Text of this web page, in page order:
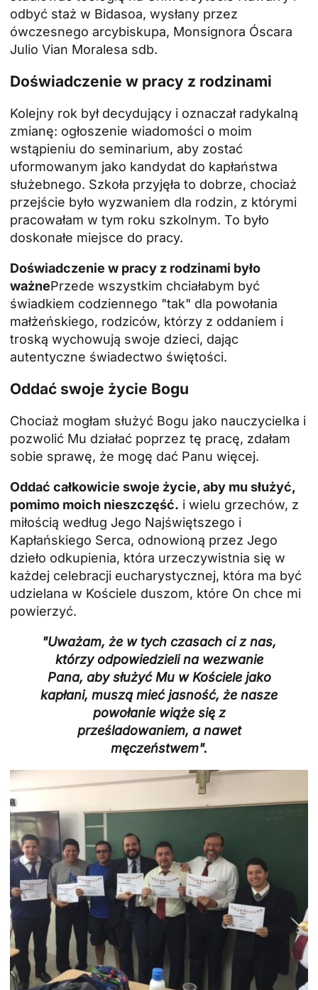
odbyć staż w Bidasoa, wysłany przez
ówczesnego arcybiskupa, Monsignora Óscara
Julio Vian Moralesa sdb.
Doświadczenie w pracy z rodzinami
Kolejny rok był decydujący i oznaczał radykalną
zmianę: ogłoszenie wiadomości o moim
wstąpieniu do seminarium, aby zostać
uformowanym jako kandydat do kapłaństwa
służebnego. Szkoła przyjęła to dobrze, chociaż
przejście było wyzwaniem dla rodzin, z którymi
pracowałam w tym roku szkolnym. To było
doskonałe miejsce do pracy.
Doświadczenie w pracy z rodzinami było
ważnePrzede wszystkim chciałabym być
świadkiem codziennego "tak" dla powołania
małżeńskiego, rodziców, którzy z oddaniem i
troską wychowują swoje dzieci, dając
autentyczne świadectwo świętości.
Oddać swoje życie Bogu
Chociaż mogłam służyć Bogu jako nauczycielka i
pozwolić Mu działać poprzez tę pracę, zdałam
sobie sprawę, że mogę dać Panu więcej.
Oddać całkowicie swoje życie, aby mu służyć,
pomimo moich nieszczęść. i wielu grzechów, z
miłością według Jego Najświętszego i
Kapłańskiego Serca, odnowioną przez Jego
dzieło odkupienia, która urzeczywistnia się w
każdej celebracji eucharystycznej, która ma być
udzielana w Kościele duszom, które On chce mi
powierzyć.
"Uważam, że w tych czasach ci z nas,
którzy odpowiedzieli na wezwanie
Pana, aby służyć Mu w Kościele jako
kapłani, muszą mieć jasność, że nasze
powołanie wiąże się z
prześladowaniem, a nawet
męczeństwem".